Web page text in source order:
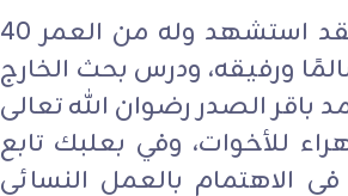
أما السيد عباس، رضوان الله تعالى عليه، فقد استشهد وله من العمر 40
‏ورفيقه، ودرس بحث الخارج
باقر ‏الصدر رضوان الله تعالى
للأخوات، وفي بعلبك تابع
الاهتمام بالعمل ‏النسائي